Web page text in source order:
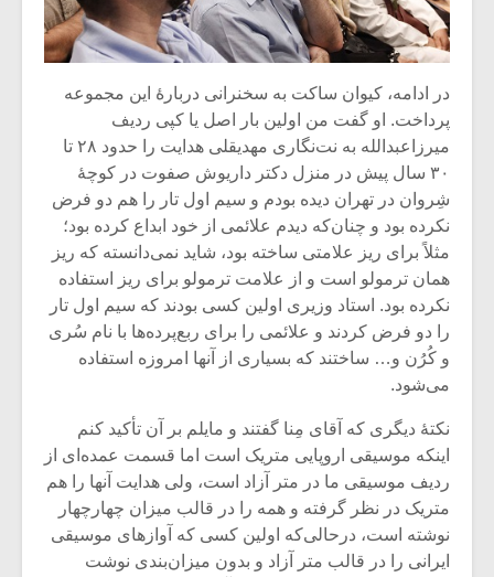
در ادامه، کیوان ساکت به سخنرانی دربارۀ این مجموعه
پرداخت. او گفت من اولین بار اصل یا کپی ردیف
میرزاعبدالله به نت‌نگاری مهدیقلی هدایت را حدود ۲۸ تا
۳۰ سال پیش در منزل دکتر داریوش صفوت در کوچۀ
شِروان در تهران دیده بودم و سیم اول تار را هم دو فرض
نکرده بود و چنان‌که دیدم علائمی از خود ابداع کرده بود؛
مثلاً برای ریز علامتی ساخته بود، شاید نمی‌دانسته که ریز
همان ترمولو است و از علامت ترمولو برای ریز استفاده
نکرده بود. استاد وزیری اولین کسی بودند که سیم اول تار
را دو فرض کردند و علائمی را برای ربع‌پرده‌ها با نام سُری
و کُرُن و… ساختند که بسیاری از آنها امروزه استفاده
می‌شود.
نکتۀ دیگری که آقای مِنا گفتند و مایلم بر آن تأکید کنم
اینکه موسیقی اروپایی متریک است اما قسمت عمده‌ای از
ردیف موسیقی ما در متر آزاد است، ولی هدایت آنها را هم
متریک در نظر گرفته و همه را در قالب میزان چهارچهار
نوشته است، درحالی‌که اولین کسی که آوازهای موسیقی
ایرانی را در قالب متر آزاد و بدون میزان‌بندی نوشت
میکلوش روژا
یادداشتی بر موسیقی
متن فیلم «متری
اگر نمی توانی
مشهورترین باشی،
بدنام ترین باش
موریس ژار
دوره
سکانسی
موسیقی